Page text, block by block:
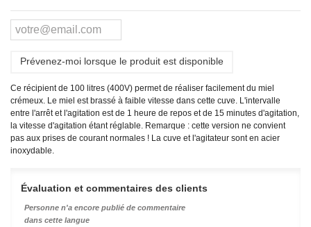
Prévenez-moi lorsque le produit est disponible
Ce récipient de 100 litres (400V) permet de réaliser facilement du miel
crémeux. Le miel est brassé à faible vitesse dans cette cuve. L'intervalle
entre l'arrêt et l'agitation est de 1 heure de repos et de 15 minutes d'agitation,
la vitesse d'agitation étant réglable. Remarque : cette version ne convient
pas aux prises de courant normales ! La cuve et l'agitateur sont en acier
inoxydable.
Évaluation et commentaires des clients
Personne n'a encore publié de commentaire
dans cette langue